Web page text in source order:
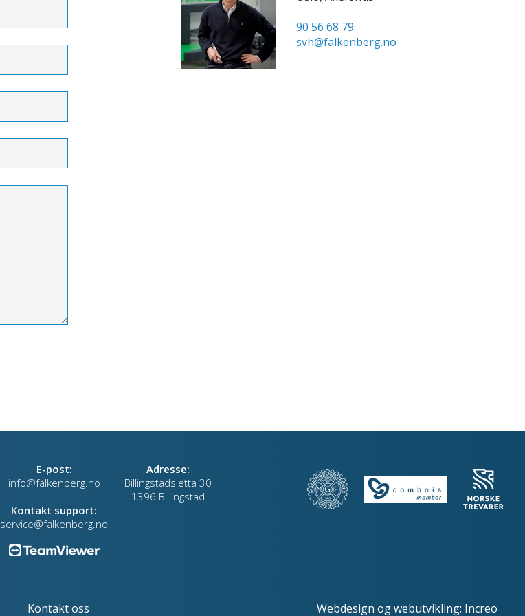
90 56 68 79
svh@falkenberg.no
E-post:
info@falkenberg.no
Kontakt support:
service@falkenberg.no
Adresse:
Billingstadsletta 30
1396 Billingstad
Kontakt oss
Webdesign ogwebutvikling: Increo